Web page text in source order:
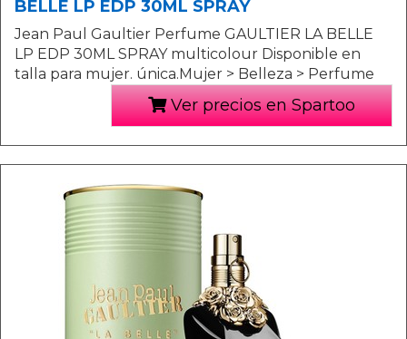
BELLE LP EDP 30ML SPRAY
Jean Paul Gaultier Perfume GAULTIER LA BELLE
LP EDP 30ML SPRAY multicolour Disponible en
talla para mujer. única.Mujer > Belleza > Perfume
Ver precios en Spartoo